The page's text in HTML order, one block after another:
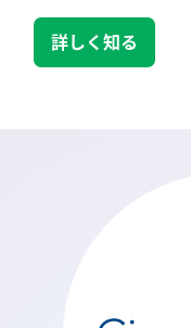
詳しく知る